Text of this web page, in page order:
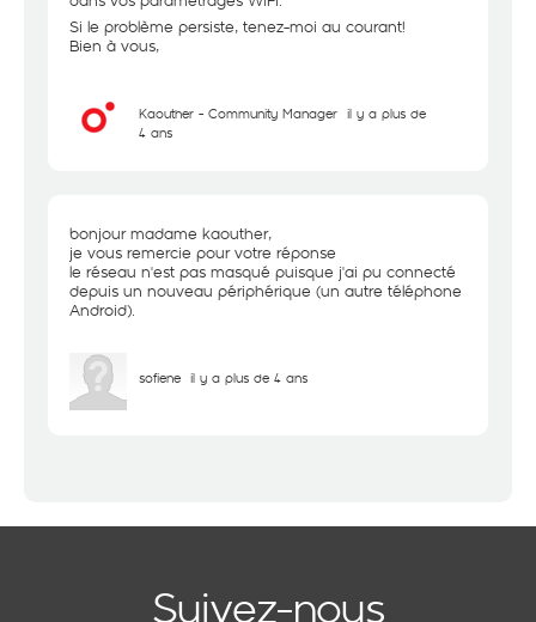
Si le problème persiste, tenez-moi au courant!
Bien à vous,
Kaouther - Community Manager il y a plus de
4 ans
bonjour madame kaouther,
je vous remercie pour votre réponse
le réseau n'est pas masqué puisque j'ai pu connecté
depuis un nouveau périphérique (un autre téléphone
Android).
sofiene il y a plus de 4 ans
Suivez-nous